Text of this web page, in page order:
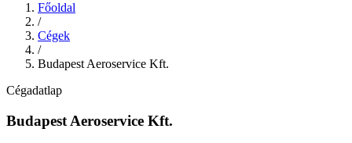
Főoldal
/
Cégek
/
Budapest Aeroservice Kft.
Cégadatlap
Budapest Aeroservice Kft.